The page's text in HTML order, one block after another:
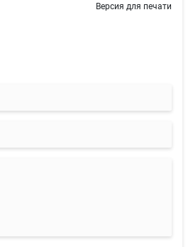
Версия для печати